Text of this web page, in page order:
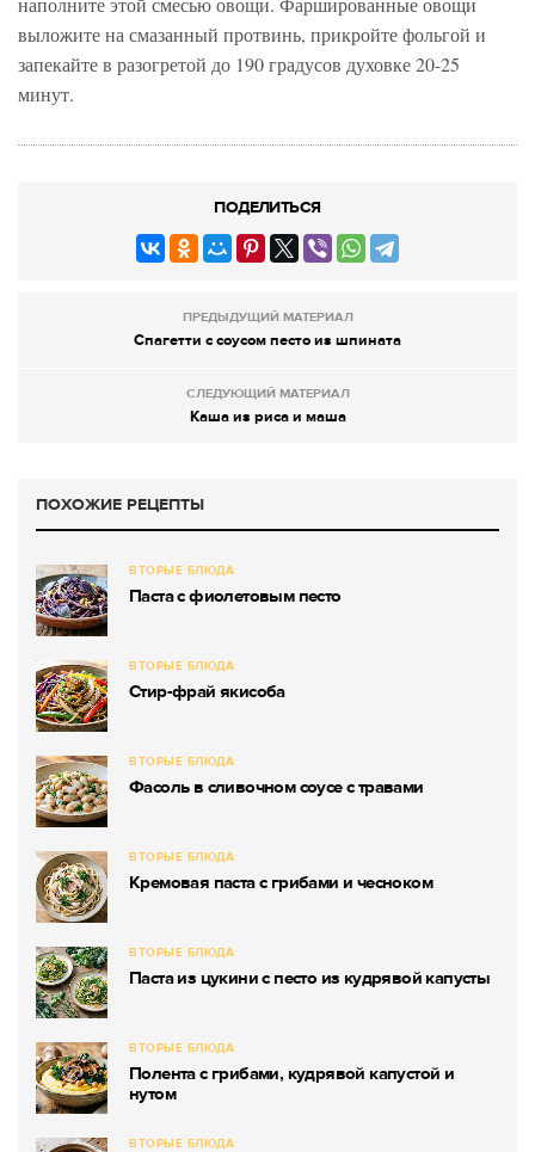
выложите на смазанный протвинь, прикройте фольгой и
запекайте в разогретой до 190 градусов духовке 20-25
минут.
ПОДЕЛИТЬСЯ
ПРЕДЫДУЩИЙ МАТЕРИАЛ
Спагетти с соусом песто из шпината
СЛЕДУЮЩИЙ МАТЕРИАЛ
Каша из риса и маша
ПОХОЖИЕ РЕЦЕПТЫ
ВТОРЫЕ БЛЮДА
Паста с фиолетовым песто
ВТОРЫЕ БЛЮДА
Стир-фрай якисоба
ВТОРЫЕ БЛЮДА
Фасоль в сливочном соусе с травами
ВТОРЫЕ БЛЮДА
Кремовая паста с грибами и чесноком
ВТОРЫЕ БЛЮДА
Паста из цукини с песто из кудрявой капусты
ВТОРЫЕ БЛЮДА
Полента с грибами, кудрявой капустой и
нутом
ВТОРЫЕ БЛЮДА